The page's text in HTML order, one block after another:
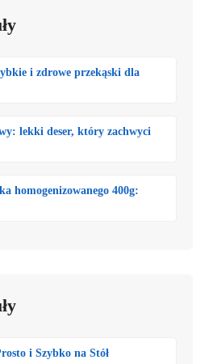
i zdrowe przekąski dla
lekki deser, który zachwyci
homogenizowanego 400g:
i Szybko na Stół